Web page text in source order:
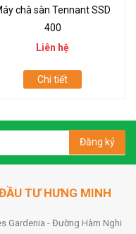
chà sàn Tennant SSD
400
Liên hệ
Chi tiết
Đăng ký
TƯ HƯNG MINH
Gardenia - Đường Hàm Nghi